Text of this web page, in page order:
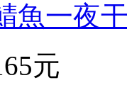
魚一夜
元